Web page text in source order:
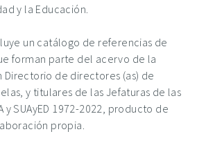
y la Educación.
un catálogo de referencias de
forman parte del acervo de la
Directorio de directores (as) de
y titulares de las Jefaturas de las
y SUAyED 1972-2022, producto de
propia.